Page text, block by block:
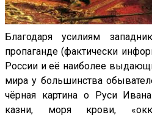
Благодаря усилиям
пропаганде (фактически
России и её наиболее
мира у большинства
чёрная картина о Руси
казни, моря крови,